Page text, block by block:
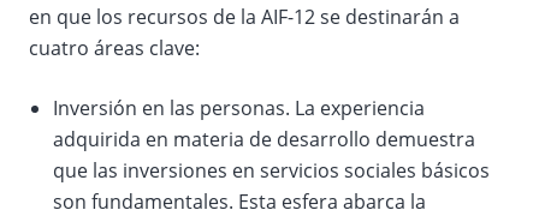
en que los recursos de la AIF-12 se destinarán a
cuatro áreas clave:
Inversión en las personas. La experiencia
adquirida en materia de desarrollo demuestra
que las inversiones en servicios sociales básicos
son fundamentales. Esta esfera abarca la